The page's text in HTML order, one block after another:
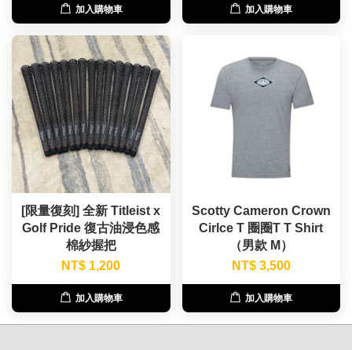
加入購物車 加入購物車
[限量復刻] 全新 Titleist x
Golf Pride 復古油浸色感
棉紗握把
NT$ 1,200
加入購物車
Scotty Cameron Crown
Cirlce T 圈圈T T Shirt
（男款 M）
NT$ 3,500
加入購物車